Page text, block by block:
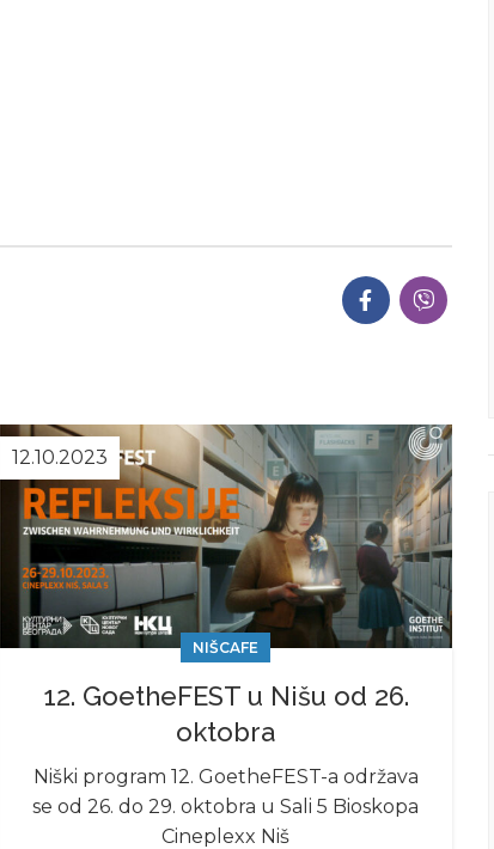
12.10.2023
NIŠCAFE
12. GoetheFEST u Nišu od 26.
oktobra
Niški program 12. GoetheFEST-a održava
se od 26. do 29. oktobra u Sali 5 Bioskopa
Cineplexx Niš